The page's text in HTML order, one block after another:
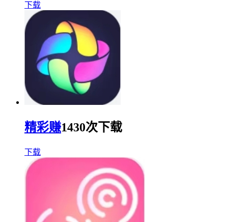
下载
精彩赚1430次下载
下载